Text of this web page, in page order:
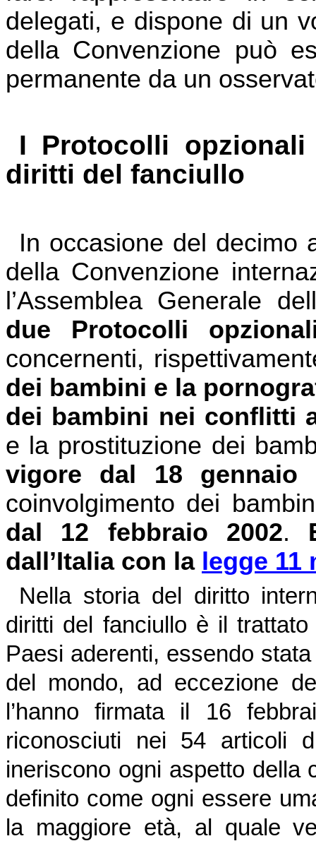
delegati, e dispone di un
della Convenzione può
permanente da un
I Protocolli opzionali
diritti del fanciullo
In occasione del decimo
della Convenzione
l’Assemblea Generale
due Protocolli
concernenti,
dei bambini e la
dei bambini nei conflitti
e la prostituzione dei
vigore dal
18 gennaio
coinvolgimento dei
dal
12 febbraio 2002.
dall’Italia con la legge 11
Nella storia del diritto
diritti del fanciullo è il
Paesi aderenti, essendo
del mondo, ad eccezione
l’hanno firmata il 16
riconosciuti nei 54 articoli
ineriscono ogni aspetto della
definito come ogni essere
la maggiore età, al quale